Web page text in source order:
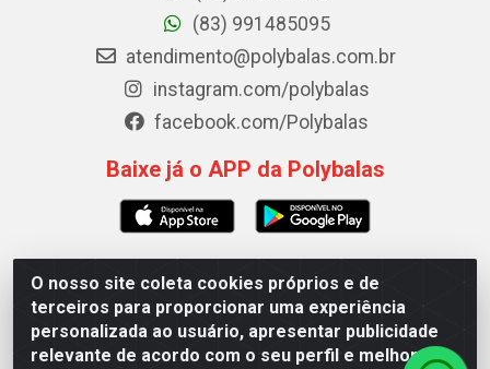
O nosso site coleta cookies próprios e de
terceiros para proporcionar uma experiência
personalizada ao usuário, apresentar publicidade
relevante de acordo com o seu perfil e melhorar a
(83) 991485095
atendimento@polybalas.com.br
instagram.com/polybalas
facebook.com/Polybalas
Baixe já o APP da Polybalas
Polybalas - Rua João Miguel de Souza, 173 Galpão B -
Ernesto Geisel, João Pessoa/PB - CEP 58.075-075 - CNPJ
00.909.327/0002-61